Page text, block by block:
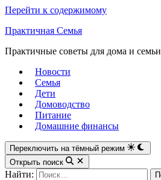
Перейти к содержимому
Практичная Семья
Практичные советы для дома и семьи
Новости
Семья
Дети
Домоводство
Питание
Домашние финансы
Переключить на тёмный режим
Открыть поиск
Найти: